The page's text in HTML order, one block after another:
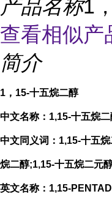
产品名称1
查看相似
简介
1，15-十五烷二醇
中文名称：1,15-十五烷二
中文同义词：1,15-十五
烷二醇;1,15-十五烷二元
英文名称：1,15-